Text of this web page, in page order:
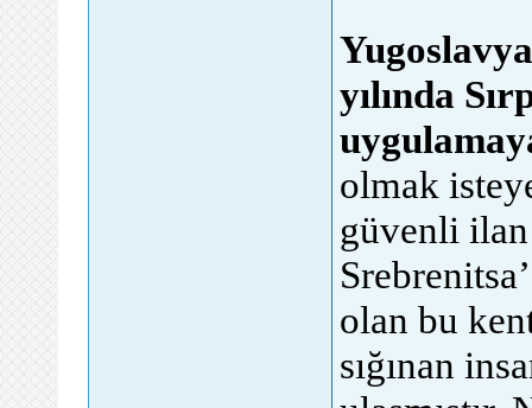
yılında
olmak
güvenli
olan bu
sığınan